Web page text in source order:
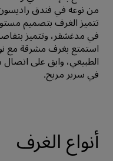
من نوعه في فندق راديسون
تتميز الغرف بتصميم
في مدغشقر، وتتميز
استمتع بغرف مشرقة مع
الطبيعي، وابق على
في سرير مريح.
أنواع الغرف